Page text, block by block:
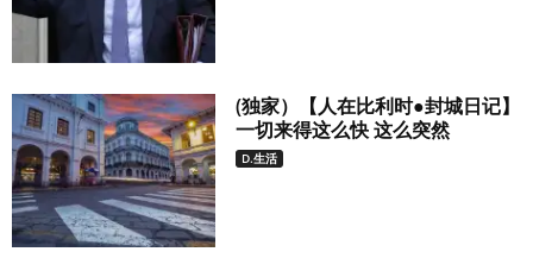
(独家）【人在比利时●封城日记】
一切来得这么快 这么突然
D.生活